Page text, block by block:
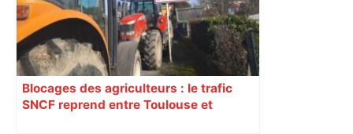
Blocages des agriculteurs : le trafic
SNCF reprend entre Toulouse et